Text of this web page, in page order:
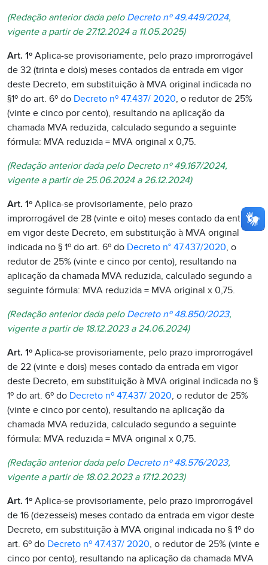
(Redação anterior dada pelo Decreto nº 49.449/2024,
vigente a partir de 27.12.2024 a 11.05.2025)
Art. 1º Aplica-se provisoriamente, pelo prazo improrrogável
de 32 (trinta e dois) meses contados da entrada em vigor
deste Decreto, em substituição à MVA original indicada no
§1º do art. 6º do Decreto nº 47.437/ 2020, o redutor de 25%
(vinte e cinco por cento), resultando na aplicação da
chamada MVA reduzida, calculado segundo a seguinte
fórmula: MVA reduzida = MVA original x 0,75.
(Redação anterior dada pelo Decreto nº 49.167/2024,
vigente a partir de 25.06.2024 a 26.12.2024)
Art. 1º Aplica-se provisoriamente, pelo prazo
improrrogável de 28 (vinte e oito) meses contado da entrada
em vigor deste Decreto, em substituição à MVA original
indicada no § 1º do art. 6º do Decreto n° 47.437/2020, o
redutor de 25% (vinte e cinco por cento), resultando na
aplicação da chamada MVA reduzida, calculado segundo a
seguinte fórmula: MVA reduzida = MVA original x 0,75.
(Redação anterior dada pelo Decreto nº 48.850/2023,
vigente a partir de 18.12.2023 a 24.06.2024)
Art. 1º Aplica-se provisoriamente, pelo prazo improrrogável
de 22 (vinte e dois) meses contado da entrada em vigor
deste Decreto, em substituição à MVA original indicada no §
1º do art. 6º do Decreto nº 47.437/ 2020, o redutor de 25%
(vinte e cinco por cento), resultando na aplicação da
chamada MVA reduzida, calculado segundo a seguinte
fórmula: MVA reduzida = MVA original x 0,75.
(Redação anterior dada pelo Decreto nº 48.576/2023,
vigente a partir de 18.02.2023 a 17.12.2023)
Art. 1º Aplica-se provisoriamente, pelo prazo improrrogável
de 16 (dezesseis) meses contado da entrada em vigor deste
Decreto, em substituição à MVA original indicada no § 1º do
art. 6º do Decreto nº 47.437/ 2020, o redutor de 25% (vinte e
cinco por cento), resultando na aplicação da chamada MVA